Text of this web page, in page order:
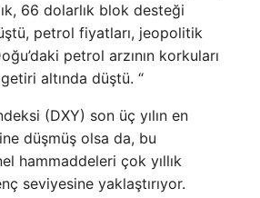
66 dolarlık blok desteği
petrol fiyatları, jeopolitik
petrol arzının korkuları
altında düştü. “
(DXY) son üç yılın en
düşmüş olsa da, bu
hammaddeleri çok yıllık
seviyesine yaklaştırıyor.